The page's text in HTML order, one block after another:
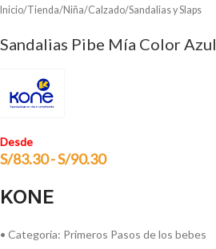
Inicio/Tienda/Niña/Calzado/Sandalias y Slaps
Sandalias Pibe Mía Color Azul
Desde
S/83.30-S/90.30
KONE
• Categoría: Primeros Pasos de los bebes